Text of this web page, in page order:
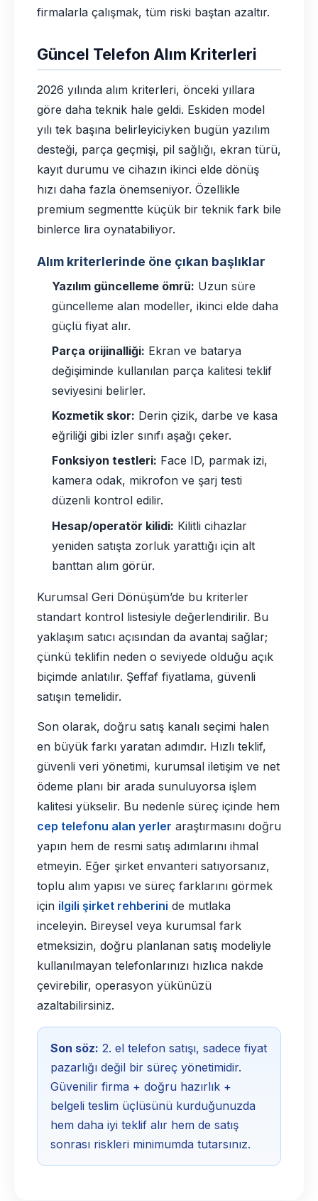
firmalarla çalışmak, tüm riski baştan azaltır.
Güncel Telefon Alım Kriterleri
2026 yılında alım kriterleri, önceki yıllara
göre daha teknik hale geldi. Eskiden model
yılı tek başına belirleyiciyken bugün yazılım
desteği, parça geçmişi, pil sağlığı, ekran türü,
kayıt durumu ve cihazın ikinci elde dönüş
hızı daha fazla önemseniyor. Özellikle
premium segmentte küçük bir teknik fark bile
binlerce lira oynatabiliyor.
Alım kriterlerinde öne çıkan başlıklar
Yazılım güncelleme ömrü: Uzun süre
güncelleme alan modeller, ikinci elde daha
güçlü fiyat alır.
Parça orijinalliği: Ekran ve batarya
değişiminde kullanılan parça kalitesi teklif
seviyesini belirler.
Kozmetik skor: Derin çizik, darbe ve kasa
eğriliği gibi izler sınıfı aşağı çeker.
Fonksiyon testleri: Face ID, parmak izi,
kamera odak, mikrofon ve şarj testi
düzenli kontrol edilir.
Hesap/operatör kilidi: Kilitli cihazlar
yeniden satışta zorluk yarattığı için alt
banttan alım görür.
Kurumsal Geri Dönüşüm’de bu kriterler
standart kontrol listesiyle değerlendirilir. Bu
yaklaşım satıcı açısından da avantaj sağlar;
çünkü teklifin neden o seviyede olduğu açık
biçimde anlatılır. Şeffaf fiyatlama, güvenli
satışın temelidir.
Son olarak, doğru satış kanalı seçimi halen
en büyük farkı yaratan adımdır. Hızlı teklif,
güvenli veri yönetimi, kurumsal iletişim ve net
ödeme planı bir arada sunuluyorsa işlem
kalitesi yükselir. Bu nedenle süreç içinde hem
cep telefonu alan yerler araştırmasını doğru
yapın hem de resmi satış adımlarını ihmal
etmeyin. Eğer şirket envanteri satıyorsanız,
toplu alım yapısı ve süreç farklarını görmek
için ilgili şirket rehberini de mutlaka
inceleyin. Bireysel veya kurumsal fark
etmeksizin, doğru planlanan satış modeliyle
kullanılmayan telefonlarınızı hızlıca nakde
çevirebilir, operasyon yükünüzü
azaltabilirsiniz.
Son söz: 2. el telefon satışı, sadece fiyat
pazarlığı değil bir süreç yönetimidir.
Güvenilir firma + doğru hazırlık +
belgeli teslim üçlüsünü kurduğunuzda
hem daha iyi teklif alır hem de satış
sonrası riskleri minimumda tutarsınız.